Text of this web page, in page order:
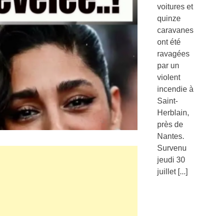
voitures et
quinze
caravanes
ont été
ravagées
par un
violent
incendie à
Saint-
Herblain,
près de
Nantes.
Survenu
jeudi 30
juillet [...]